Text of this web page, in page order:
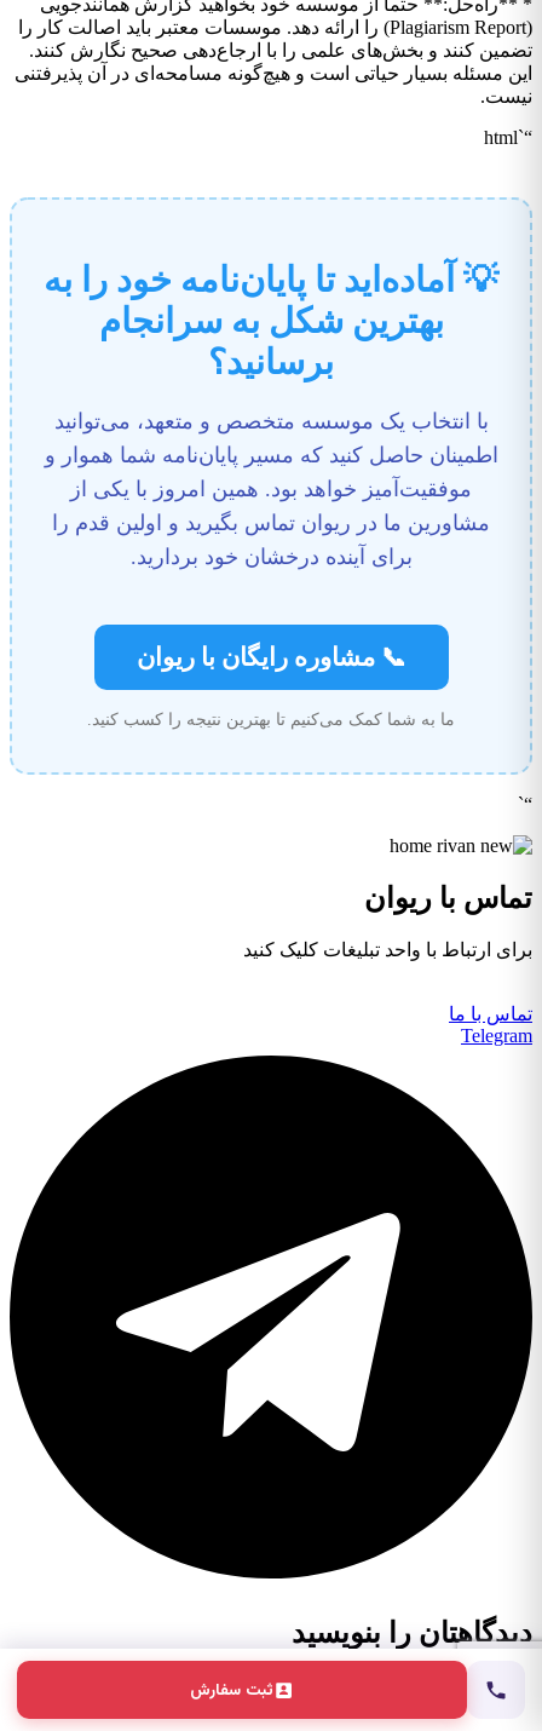
ثبت سفارش
* **راه‌حل:** حتماً از موسسه خود بخواهید گزارش همانندجویی
(Plagiarism Report) را ارائه دهد. موسسات معتبر باید اصالت کار را
تضمین کنند و بخش‌های علمی را با ارجاع‌دهی صحیح نگارش کنند.
این مسئله بسیار حیاتی است و هیچ‌گونه مسامحه‌ای در آن پذیرفتنی
نیست.
“`html
💡 آماده‌اید تا پایان‌نامه خود را به
بهترین شکل به سرانجام
برسانید؟
با انتخاب یک موسسه متخصص و متعهد، می‌توانید
اطمینان حاصل کنید که مسیر پایان‌نامه شما هموار و
موفقیت‌آمیز خواهد بود. همین امروز با یکی از
مشاورین ما در ریوان تماس بگیرید و اولین قدم را
برای آینده درخشان خود بردارید.
📞 مشاوره رایگان با ریوان
ما به شما کمک می‌کنیم تا بهترین نتیجه را کسب کنید.
“`
تماس با ریوان
برای ارتباط با واحد تبلیغات کلیک کنید
تماس با ما
Telegram
دیدگاهتان را بنویسید
نشانی ایمیل شما منتشر نخواهد شد. بخش‌های موردنیاز
علامت‌گذاری شده‌اند